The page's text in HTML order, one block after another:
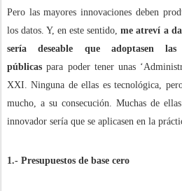
Pero las mayores innovaciones deben
los datos. Y, en este sentido,me atreví a
sería deseable que adoptasen las
públicaspara poder tener unas
XXI. Ninguna de ellas es tecnológica,
mucho, a su consecución. Muchas de
innovador sería que se aplicasen en la
1.- Presupuestos de base cero